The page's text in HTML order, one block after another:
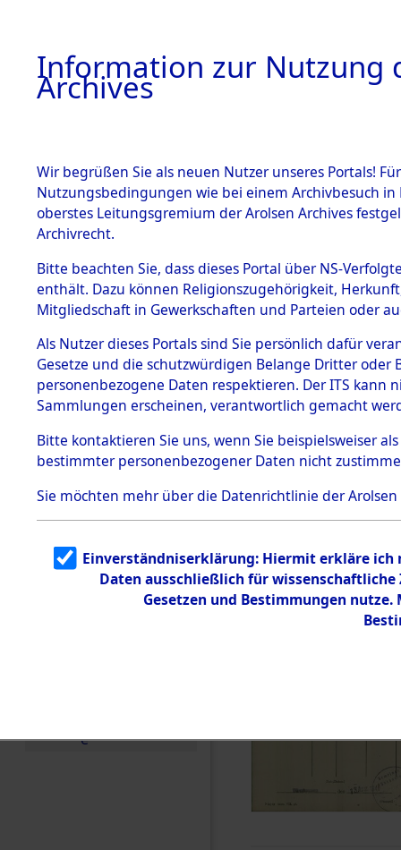
BESTÄNDE
1.
mente
5. Verschiedenes
5.3
Todesmärsche
5.3.1 Alliierte
Erhebungen
zu
Todesmärsch
en
5.3.2
g
5.3.3
Todesmärsch
e
Information zur Nutzung
Archives
Wir begrüßen Sie als neuen Nutzer unseres Portals!
Nutzungsbedingungen wie bei einem Archivbesuch
oberstes Leitungsgremium der Arolsen Archives
Archivrecht.
Bitte beachten Sie, dass dieses Portal über NS-
enthält. Dazu können Religionszugehörigkeit,
Mitgliedschaft in Gewerkschaften und Parteien oder
Als Nutzer dieses Portals sind Sie persönlich dafür
Gesetze und die schutzwürdigen Belange Dritter
personenbezogene Daten respektieren. Der ITS
Sammlungen erscheinen, verantwortlich gemacht
Bitte kontaktieren Sie uns, wenn Sie beispielsweiser
bestimmter personenbezogener Daten nicht
Sie möchten mehr über die Datenrichtlinie der Arolsen
Einverständniserklärung: Hiermit erkläre ich
Daten ausschließlich für
Gesetzen und Bestimmungen